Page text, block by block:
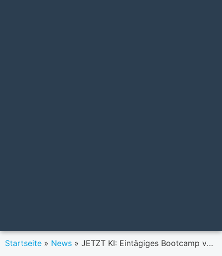
Startseite » News » JETZT KI: Eintägiges Bootcamp vermittelt Marketing- und Werbeprofis die wichtigsten Skills für die Arbeit mit KI-Tools